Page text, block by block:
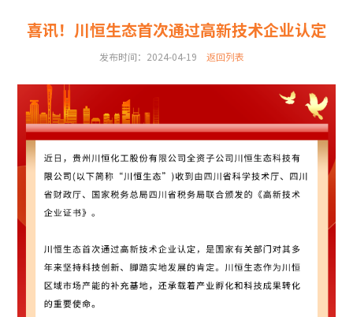
喜讯！川恒生态首次通过高新技术企业认定
发布时间：2024-04-19 返回列表